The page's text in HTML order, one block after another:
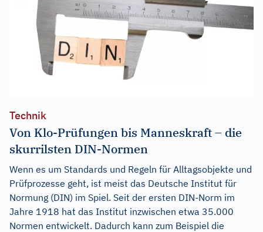
Technik
Von Klo-Prüfungen bis Manneskraft – die
skurrilsten DIN-Normen
Wenn es um Standards und Regeln für Alltagsobjekte und
Prüfprozesse geht, ist meist das Deutsche Institut für
Normung (DIN) im Spiel. Seit der ersten DIN-Norm im
Jahre 1918 hat das Institut inzwischen etwa 35.000
Normen entwickelt. Dadurch kann zum Beispiel die